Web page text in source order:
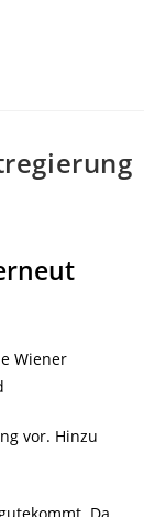
Wiener
vor. Hinzu